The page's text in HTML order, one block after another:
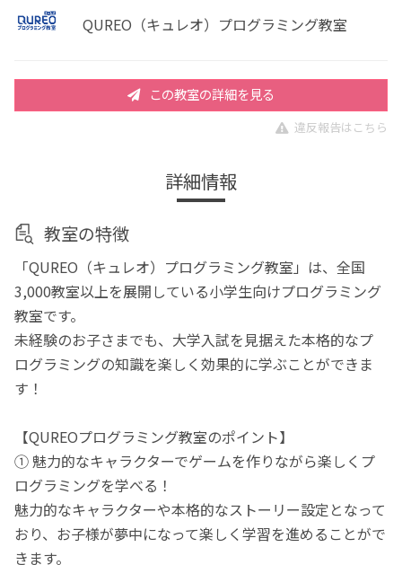
QUREO（キュレオ）プログラミング教室
この教室の詳細を見る
違反報告はこちら
詳細情報
教室の特徴
「QUREO（キュレオ）プログラミング教室」は、全国
3,000教室以上を展開している小学生向けプログラミング
教室です。
未経験のお子さまでも、大学入試を見据えた本格的なプ
ログラミングの知識を楽しく効果的に学ぶことができま
す！
【QUREOプログラミング教室のポイント】
① 魅力的なキャラクターでゲームを作りながら楽しくプ
ログラミングを学べる！
魅力的なキャラクターや本格的なストーリー設定となって
おり、お子様が夢中になって楽しく学習を進めることがで
きます。